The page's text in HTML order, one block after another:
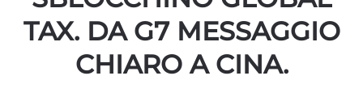
TAX. DA G7 MESSAGGIO
CHIARO A CINA.